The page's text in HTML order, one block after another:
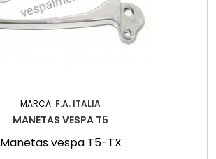
MARCA: F.A. ITALIA
MANETAS VESPA T5
Manetas vespa T5-TX